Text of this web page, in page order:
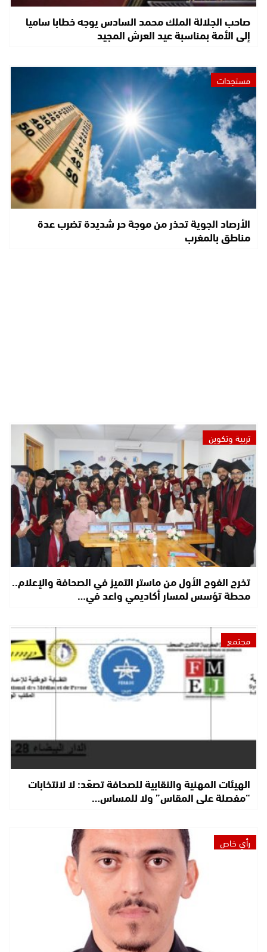
صاحب الجلالة الملك محمد السادس يوجه خطابا ساميا
إلى الأمة بمناسبة عيد العرش المجيد
مستجدات
الأرصاد الجوية تحذر من موجة حر شديدة تضرب عدة
مناطق بالمغرب
تربية وتكوين
تخرج الفوج الأول من ماستر التميز في الصحافة والإعلام..
محطة تؤسس لمسار أكاديمي واعد في…
مجتمع
الهيئات المهنية والنقابية للصحافة تصعّد: لا لانتخابات
“مفصلة على المقاس” ولا للمساس…
رأي خاص